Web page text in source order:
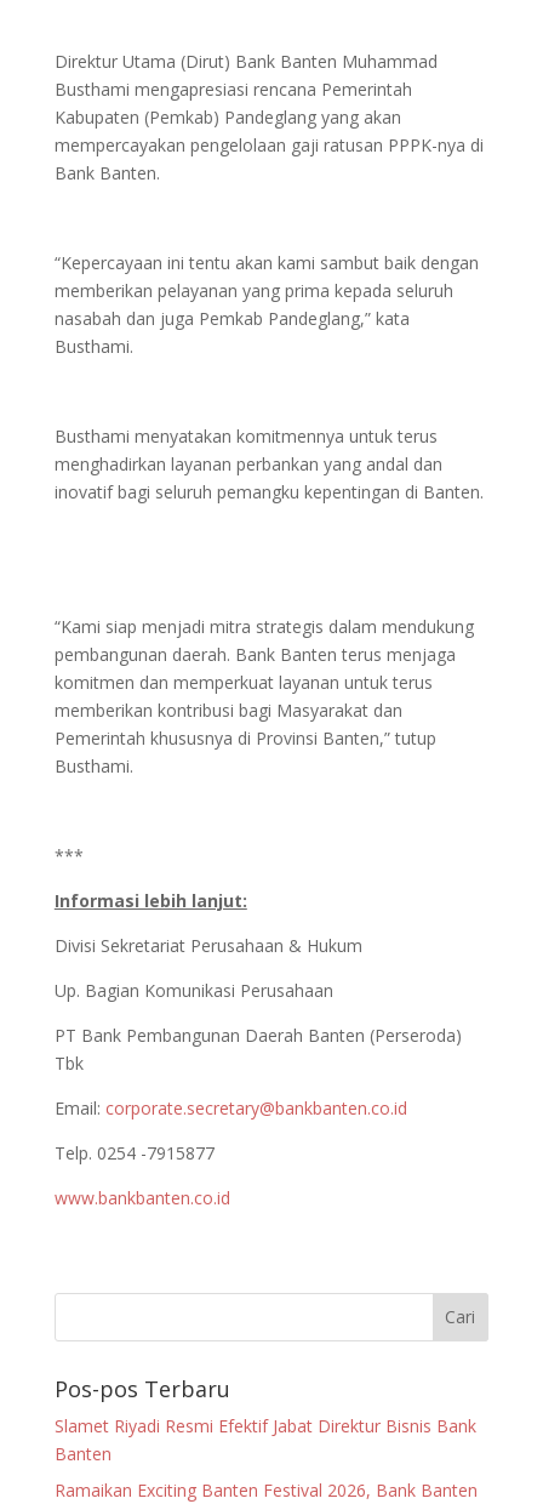
Direktur Utama (Dirut) Bank Banten Muhammad
Busthami mengapresiasi rencana Pemerintah
Kabupaten (Pemkab) Pandeglang yang akan
mempercayakan pengelolaan gaji ratusan PPPK-nya di
Bank Banten.
“Kepercayaan ini tentu akan kami sambut baik dengan
memberikan pelayanan yang prima kepada seluruh
nasabah dan juga Pemkab Pandeglang,” kata
Busthami.
Busthami menyatakan komitmennya untuk terus
menghadirkan layanan perbankan yang andal dan
inovatif bagi seluruh pemangku kepentingan di Banten.
“Kami siap menjadi mitra strategis dalam mendukung
pembangunan daerah. Bank Banten terus menjaga
komitmen dan memperkuat layanan untuk terus
memberikan kontribusi bagi Masyarakat dan
Pemerintah khususnya di Provinsi Banten,” tutup
Busthami.
***
Informasi lebih lanjut:
Divisi Sekretariat Perusahaan & Hukum
Up. Bagian Komunikasi Perusahaan
PT Bank Pembangunan Daerah Banten (Perseroda)
Tbk
Email: corporate.secretary@bankbanten.co.id
Telp. 0254 -7915877
www.bankbanten.co.id
Pos-pos Terbaru
Slamet Riyadi Resmi Efektif Jabat Direktur Bisnis Bank
Banten
Ramaikan Exciting Banten Festival 2026, Bank Banten